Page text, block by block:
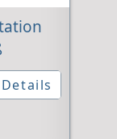
Details